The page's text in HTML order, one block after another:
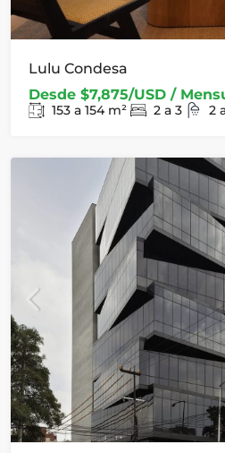
Lulu Condesa
Desde $7,875/USD /
153 a 154 m² 2 a 3 2